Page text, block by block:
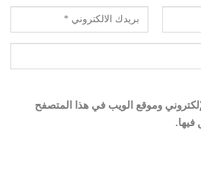
وموقع الويب في هذا المتصفح
فيها.